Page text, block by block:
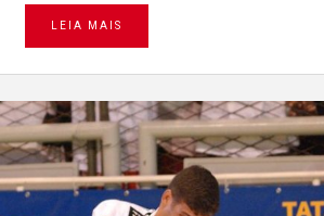
LEIA MAIS